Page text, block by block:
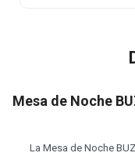
Mesa de Noche
La Mesa de Noche